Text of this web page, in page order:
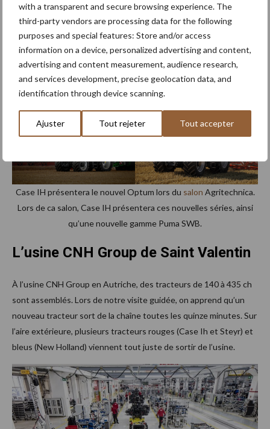
with a transparent and secure browsing experience. The
third-party vendors are processing data for the following
purposes and special features: Store and/or access
information on a device, personalized advertising and content,
advertising and content measurement, audience research,
and services development, precise geolocation data, and
identification through device scanning.
Ajuster Tout rejeter Tout accepter
existants. C’est une extension de la gamme pour ceux qui
veulent plus de puissance tout en conservant la flexibilité de
l’Optum », précise Petz. « Ce qui rend les nouvelles séries
Magnum et Optum uniques, c’est qu’on peut désormais choisir
entre plusieurs séries pour un tracteur plus puissant, offrant plus
de flexibilité et de liberté aux utilisateurs ».
Case IH présentera le nouvel Optum lors du salon Agritechnica.
Lors de ca salon, Case IH présentera ces nouvelles séries, ainsi
qu’une nouvelle gamme Puma SWB.
L’usine CNH Group de Saint Valentin
À l’usine CNH Group en Autriche, des tracteurs de 140 à 435 ch
sont assemblés. Lors de notre visite guidée, on apprend qu’un
nouveau tracteur sort de la chaîne toutes les quinze minutes. Sur
l’aire extérieure, plusieurs tracteurs rouges (Case Ih et Steyr) et
bleus (New Holland) viennent tout juste de sortir de l’usine.